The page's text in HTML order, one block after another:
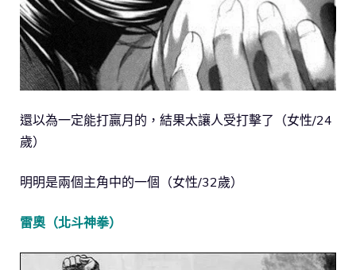
還以為一定能打贏月的，結果太讓人受打擊了（女性/24
歲）
明明是兩個主角中的一個（女性/32歲）
雷奧（北斗神拳）